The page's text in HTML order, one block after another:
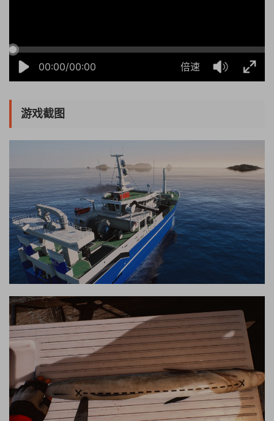
00:00/00:00 倍速
游戏截图